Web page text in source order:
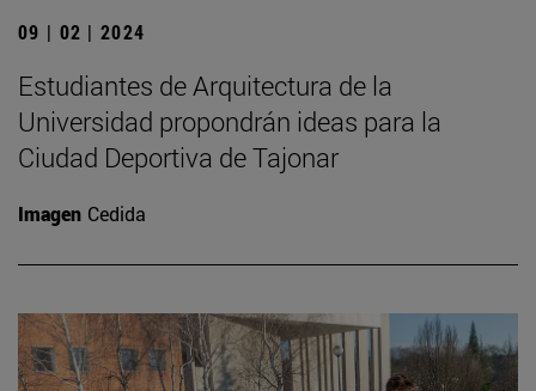
09 | 02 | 2024
Estudiantes de Arquitectura de la
Universidad propondrán ideas para la
Ciudad Deportiva de Tajonar
Imagen Cedida